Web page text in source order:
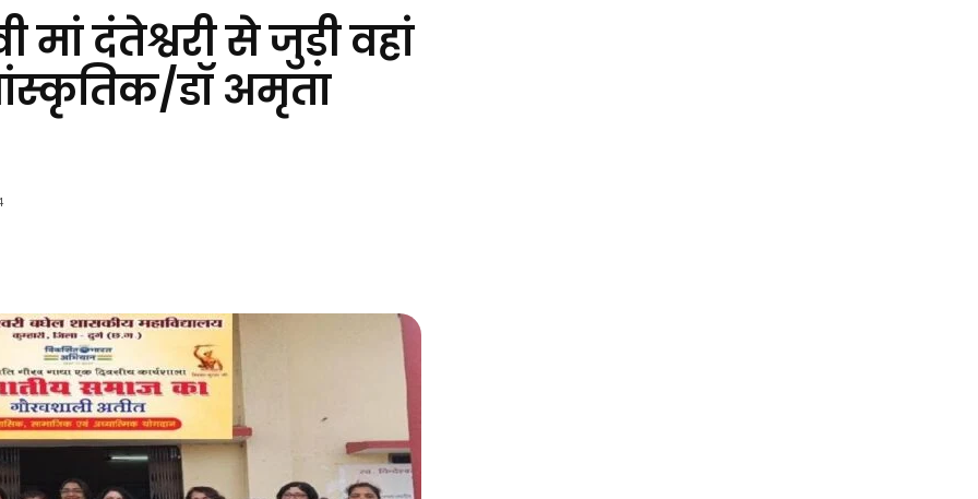
दंतेश्वरी से जुड़ी वहां
डॉ अमृता